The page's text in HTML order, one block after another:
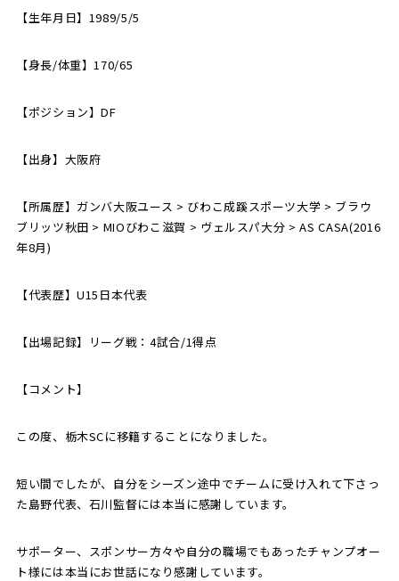
【生年月日】1989/5/5
【身長/体重】170/65
【ポジション】DF
【出身】大阪府
【所属歴】ガンバ大阪ユース > びわこ成蹊スポーツ大学 > ブラウ
ブリッツ秋田 > MIOびわこ滋賀 > ヴェルスパ大分 > AS CASA(2016
年8月)
【代表歴】U15日本代表
【出場記録】リーグ戦：4試合/1得点
【コメント】
この度、栃木SCに移籍することになりました。
短い間でしたが、自分をシーズン途中でチームに受け入れて下さっ
た島野代表、石川監督には本当に感謝しています。
サポーター、スポンサー方々や自分の職場でもあったチャンプオー
ト様には本当にお世話になり感謝しています。